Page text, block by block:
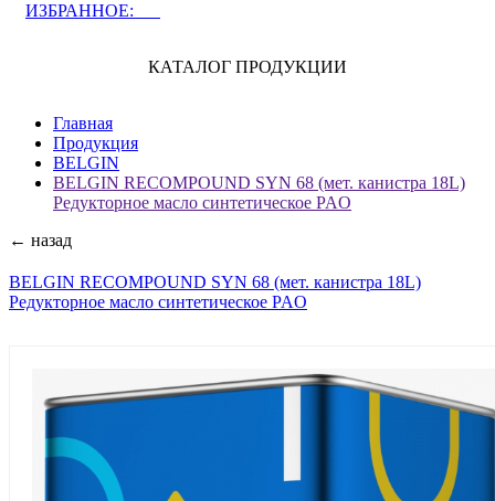
ИЗБРАННОЕ:
КАТАЛОГ ПРОДУКЦИИ
Главная
Продукция
BELGIN
BELGIN RECOMPOUND SYN 68 (мет. канистра 18L)
Редукторное масло синтетическое PAO
← назад
BELGIN RECOMPOUND SYN 68 (мет. канистра 18L)
Редукторное масло синтетическое PAO